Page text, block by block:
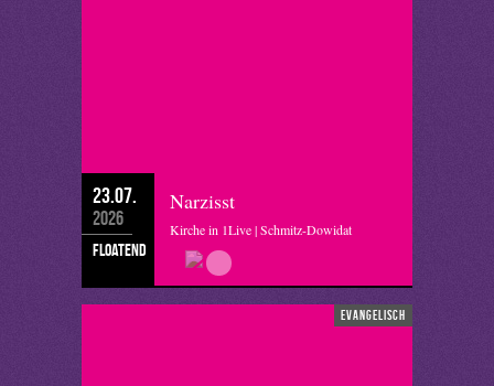
23.07.
2026
floatend
Narzisst
Kirche in 1Live | Schmitz-Dowidat
evangelisch